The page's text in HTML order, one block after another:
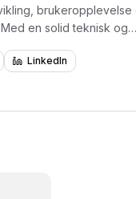
brukeropplevelse
en solid teknisk og
kode for å skape
LinkedIn